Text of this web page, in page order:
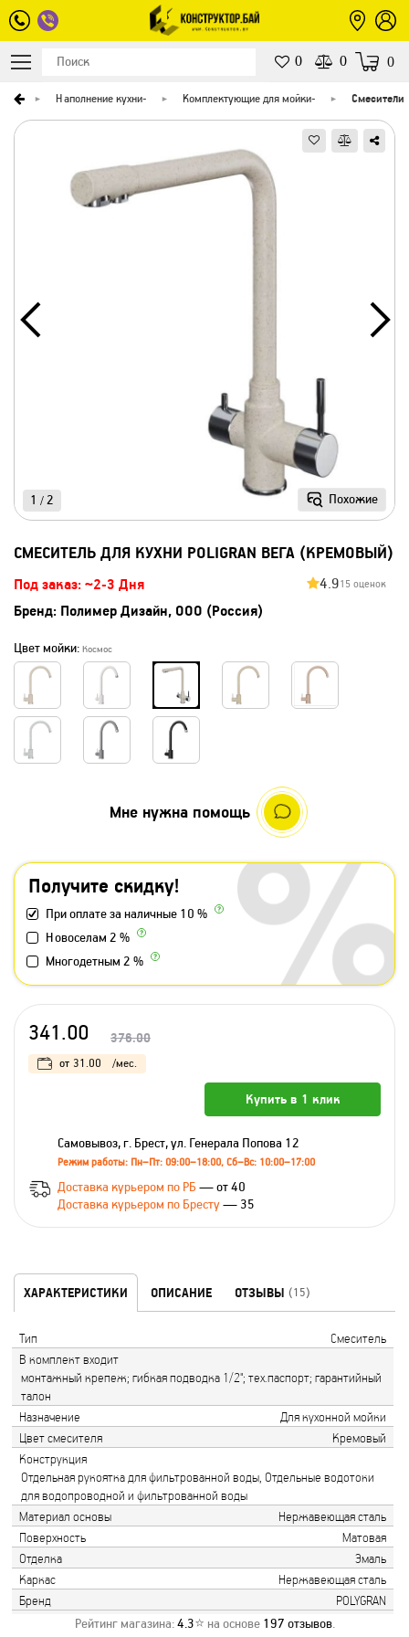
0 0 0
Наполнение кухни- Комплектующие для мойки- Смесители
Похожие
1 / 2
СМЕСИТЕЛЬ ДЛЯ КУХНИ POLIGRAN ВЕГА (КРЕМОВЫЙ)
Под заказ: ~2-3 Дня 4.915 оценок
Бренд: Полимер Дизайн, ООО (Россия)
Цвет мойки: Космос
Получите скидку!
При оплате за наличные 10 %
Новоселам 2 %
Многодетным 2 %
Мне нужна помощь
341.00 376.00
от 31.00 /мес.
Купить в 1 клик
Самовывоз, г. Брест, ул. Генерала Попова 12
Режим работы: Пн–Пт: 09:00–18:00, Сб–Вс: 10:00–17:00
Доставка курьером по РБ — от 40
Доставка курьером по Бресту— 35
ХАРАКТЕРИСТИКИ ОПИСАНИЕ ОТЗЫВЫ (15)
Тип
Смеситель
В комплект входит
монтажный крепеж; гибкая подводка 1/2"; тех.паспорт; гарантийный
талон
Назначение
Для кухонной мойки
Цвет смесителя
Кремовый
Конструкция
Отдельная рукоятка для фильтрованной воды, Отдельные водотоки
для водопроводной и фильтрованной воды
Материал основы
Нержавеющая сталь
Поверхность
Матовая
Отделка
Эмаль
Каркас
Нержавеющая сталь
Бренд
POLYGRAN
Рейтинг магазина:4.3⭐ на основе 197 отзывов.